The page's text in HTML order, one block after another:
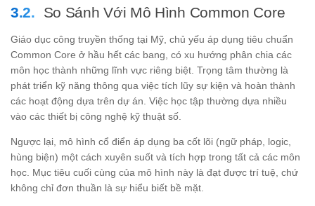
So Sánh Với Mô Hình Common Core
Giáo dục công truyền thống tại Mỹ, chủ yếu áp dụng tiêu chuẩn
Common Core ở hầu hết các bang, có xu hướng phân chia các
môn học thành những lĩnh vực riêng biệt. Trọng tâm thường là
phát triển kỹ năng thông qua việc tích lũy sự kiện và hoàn thành
các hoạt động dựa trên dự án. Việc học tập thường dựa nhiều
vào các thiết bị công nghệ kỹ thuật số.
Ngược lại, mô hình cổ điển áp dụng ba cốt lõi (ngữ pháp, logic,
hùng biện) một cách xuyên suốt và tích hợp trong tất cả các môn
học. Mục tiêu cuối cùng của mô hình này là đạt được trí tuệ, chứ
không chỉ đơn thuần là sự hiểu biết bề mặt.